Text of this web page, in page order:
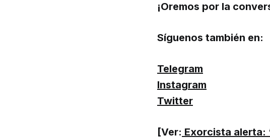
¡Oremos por la
Síguenos también en:
Telegram
Instagram
Twitter
[Ver: Exorcista alerta: